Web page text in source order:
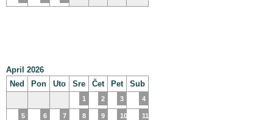
April 2026
Ned
Pon Uto Sre Čet Pet Sub
1 2 3 4
5 6 7 8 9 10 11